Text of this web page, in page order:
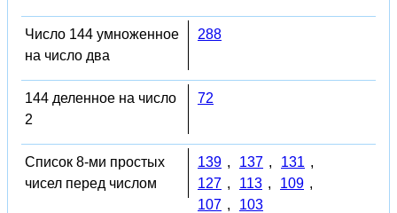
Число 144 умноженное
на число два
288
144 деленное на число
2
72
Список 8-ми простых
чисел перед числом
139 , 137 , 131 ,
127 , 113 , 109 ,
107 , 103